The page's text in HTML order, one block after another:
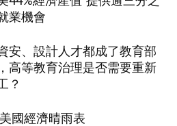
業機會
安、設計人才都成了教育部
高等教育治理是否需要重新
？
國經濟晴雨表